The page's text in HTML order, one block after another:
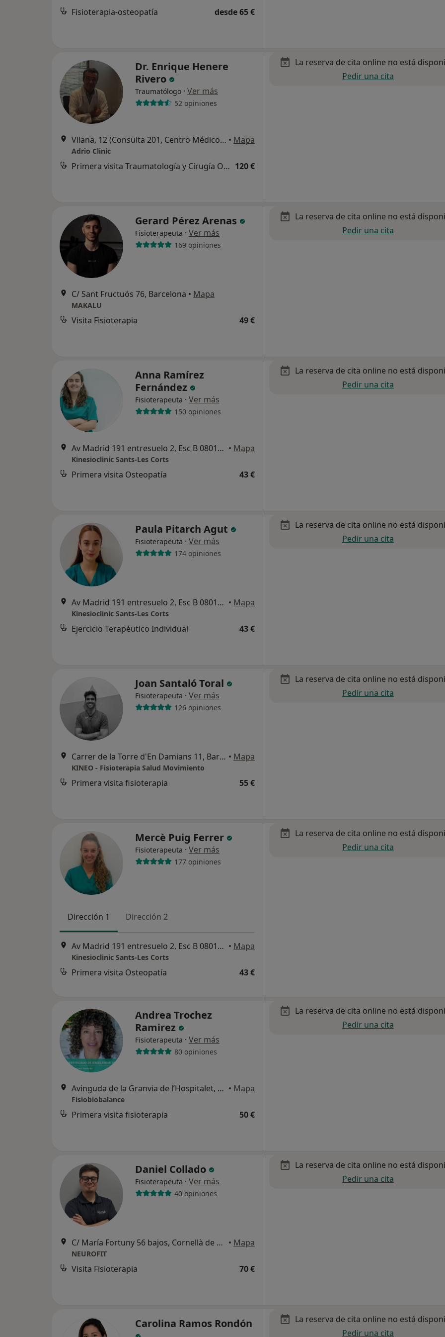
Fisioterapia-osteopatía desde 65 €
Dr. Enrique Henere
Rivero
Traumatólogo · Ver más
52 opiniones
Vilana, 12 (Consulta 201, Centro Médico Teknon), Barcelona • Mapa
Adrio Clinic
Primera visita Traumatología y Cirugía Ortopédica 120 €
La reserva de cita online no está
Pedir una cita
Gerard Pérez Arenas
Fisioterapeuta · Ver más
169 opiniones
C/ Sant Fructuós 76, Barcelona • Mapa
MAKALU
Visita Fisioterapia 49 €
La reserva de cita online no está
Pedir una cita
Anna Ramírez
Fernández
Fisioterapeuta · Ver más
150 opiniones
Av Madrid 191 entresuelo 2, Esc B 08014 Barcelona, Barcelona • Mapa
Kinesioclinic Sants-Les Corts
Primera visita Osteopatía 43 €
La reserva de cita online no está
Pedir una cita
Paula Pitarch Agut
Fisioterapeuta · Ver más
174 opiniones
Av Madrid 191 entresuelo 2, Esc B 08014 Barcelona, Barcelona • Mapa
Kinesioclinic Sants-Les Corts
Ejercicio Terapéutico Individual 43 €
La reserva de cita online no está
Pedir una cita
Joan Santaló Toral
Fisioterapeuta · Ver más
126 opiniones
Carrer de la Torre d'En Damians 11, Barcelona • Mapa
KINEO - Fisioterapia Salud Movimiento
Primera visita fisioterapia 55 €
La reserva de cita online no está
Pedir una cita
Mercè Puig Ferrer
Fisioterapeuta · Ver más
177 opiniones
Dirección 1 Dirección 2
Av Madrid 191 entresuelo 2, Esc B 08014 Barcelona, Barcelona • Mapa
Kinesioclinic Sants-Les Corts
Primera visita Osteopatía 43 €
La reserva de cita online no está
Pedir una cita
Andrea Trochez
Ramirez
Fisioterapeuta · Ver más
80 opiniones
Avinguda de la Granvia de l’Hospitalet, 8-10. 1º5 A, L'Hospitalet de Llobregat • Mapa
Fisiobiobalance
Primera visita fisioterapia 50 €
La reserva de cita online no está
Pedir una cita
Daniel Collado
Fisioterapeuta · Ver más
40 opiniones
C/ María Fortuny 56 bajos, Cornellà de Llobregat • Mapa
NEUROFIT
Visita Fisioterapia 70 €
La reserva de cita online no está
Pedir una cita
Carolina Ramos Rondón
La reserva de cita online no está
Pedir una cita